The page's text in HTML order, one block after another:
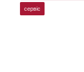
сервіс